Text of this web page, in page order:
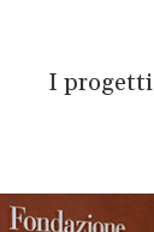
I progetti